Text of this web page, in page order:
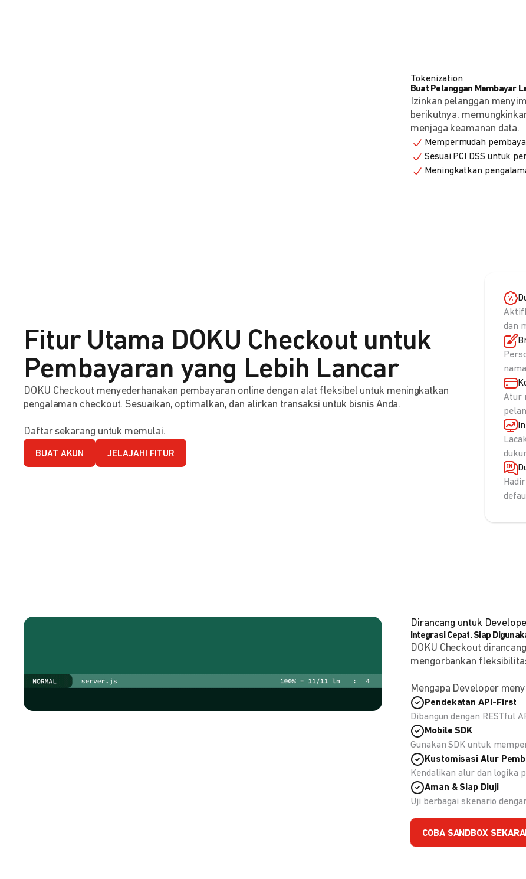
Tokenization
Buat Pelanggan Membayar
Izinkan pelanggan
berikutnya,
menjaga keamanan data.
Mempermudah
Sesuai PCI DSS untuk
Meningkatkan
Fitur Utama DOKU Checkout untuk
Pembayaran yang Lebih Lancar
DOKU Checkout menyederhanakan pembayaran online dengan alat fleksibel untuk meningkatkan
pengalaman checkout. Sesuaikan, optimalkan, dan alirkan transaksi untuk bisnis Anda.
Daftar sekarang untuk memulai.
BUAT AKUN JELAJAHI FITUR
dan
Atur
Dirancang untuk
Integrasi Cepat. Siap
DOKU Checkout
mengorbankan
Mengapa Developer
Pendekatan API-First
Dibangun dengan RESTful
Mobile SDK
Gunakan SDK untuk
Kustomisasi Alur
Kendalikan alur dan logika
Aman & Siap Diuji
Uji berbagai skenario
COBA SANDBOX